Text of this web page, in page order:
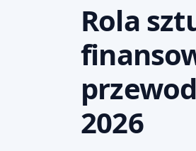
Rola
2026